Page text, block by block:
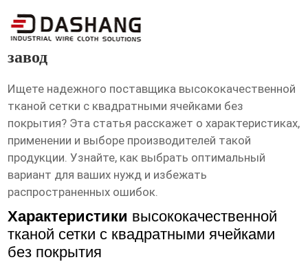
высокое ксчество сетка тканая
квадратными ячейками без покрытия
завод
Ищете надежного поставщика высококачественной
тканой сетки с квадратными ячейками без
покрытия? Эта статья расскажет о характеристиках,
применении и выборе производителей такой
продукции. Узнайте, как выбрать оптимальный
вариант для ваших нужд и избежать
распространенных ошибок.
Характеристики высококачественной
тканой сетки с квадратными ячейками
без покрытия